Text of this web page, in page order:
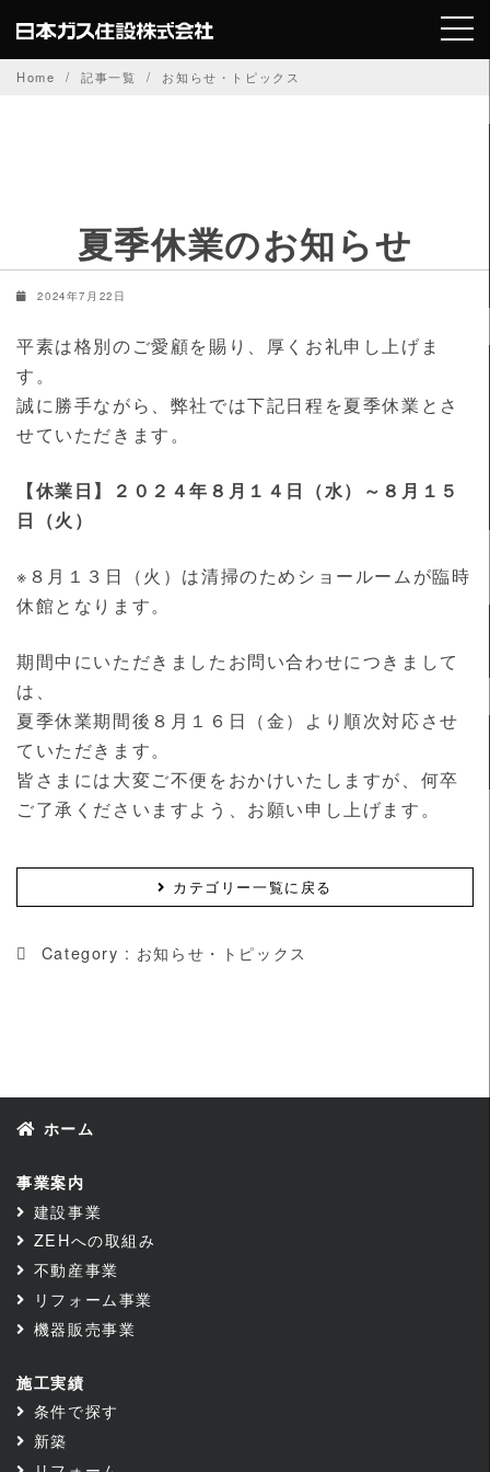
to
content
Home 記事一覧 お知らせ・トピックス
夏季休業のお知らせ
2024年7月22日
平素は格別のご愛顧を賜り、厚くお礼申し上げま
す。
誠に勝手ながら、弊社では下記日程を夏季休業とさ
せていただきます。
【休業日】２０２４年８月１４日（水）～８月１５
日（火）
※８月１３日（火）は清掃のためショールームが臨時
休館となります。
期間中にいただきましたお問い合わせにつきまして
は、
夏季休業期間後８月１６日（金）より順次対応させ
ていただきます。
皆さまには大変ご不便をおかけいたしますが、何卒
ご了承くださいますよう、お願い申し上げます。
カテゴリー一覧に戻る
Category : お知らせ・トピックス
ホーム
事業案内
建設事業
ZEHへの取組み
不動産事業
リフォーム事業
機器販売事業
施工実績
条件で探す
新築